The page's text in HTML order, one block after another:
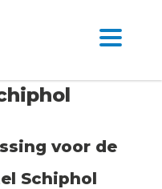
voor de
Schiphol